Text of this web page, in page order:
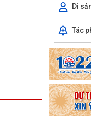
Di
Tác
thủ tục
Quyết
của Chủ
danh mục
Công văn
281/2026/
phủ và Văn
Công văn